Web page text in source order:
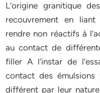
L’origine granitique
recouvrement en
rendre non réactifs à
au contact de
filler A l’instar de
contact des
différent par leur